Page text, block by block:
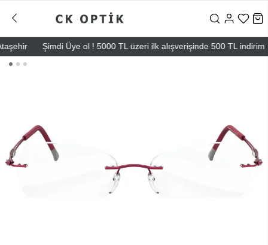
Şimdi Üye ol ! 5000 TL üzeri ilk alışverişinde 500 TL indirim